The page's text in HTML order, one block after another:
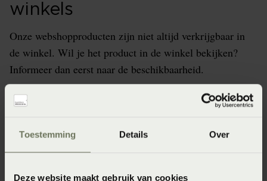
Toestemming Details Over
Deze website maakt gebruik van cookies
winkels
Onze webshopproducten zijn niet altijd verkrijgbaar in
de winkel. Wil je het product in de winkel bekijken?
Informeer dan eerst naar de beschikbaarheid.
Specificaties